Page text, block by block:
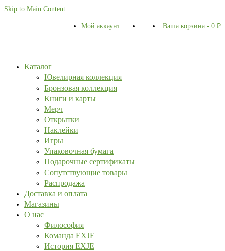
Skip to Main Content
Мой аккаунт Ваша корзина - 0 ₽
Каталог
Ювелирная коллекция
Бронзовая коллекция
Книги и карты
Мерч
Открытки
Наклейки
Игры
Упаковочная бумага
Подарочные сертификаты
Сопутствующие товары
Распродажа
Доставка и оплата
Магазины
О нас
Философия
Команда EXJE
История EXJE